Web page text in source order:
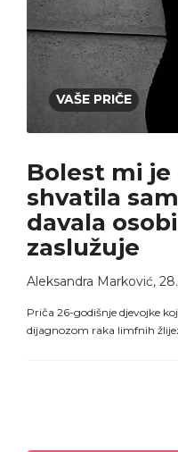
VAŠE PRIČE
Bolest mi
shvatila
davala
zaslužuje
Aleksandra Marković,
Priča 26-godišnje djevojke
dijagnozom raka limfnih